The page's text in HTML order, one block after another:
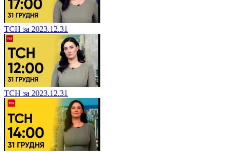
ТСН за 2023.12.31
ТСН за 2023.12.31